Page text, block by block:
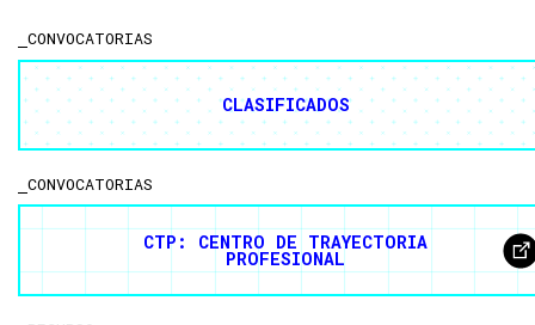
CONVOCATORIAS
CLASIFICADOS
CONVOCATORIAS
CTP: CENTRO DE TRAYECTORIA
PROFESIONAL